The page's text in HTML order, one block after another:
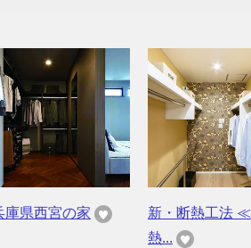
庫県西宮の家
新・断熱工法
熱...